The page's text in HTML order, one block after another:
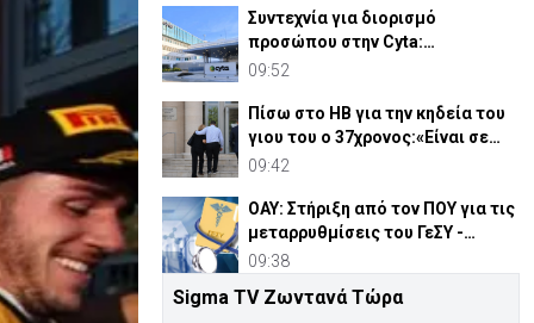
Συντεχνία για διορισμό
προσώπου στην Cyta:
«Περίπτωση σύγκρουσης
09:52
Πίσω στο ΗΒ για την κηδεία του
γιου του ο 37χρονος:«Είναι σε
άσχημη κατάσταση»
09:42
ΟΑΥ: Στήριξη από τον ΠΟΥ για τις
μεταρρυθμίσεις του ΓεΣΥ -
Θετική η αποτίμηση
09:38
«Αγία Τηλλυρία» 1964: Το
Sigma TV Ζωντανά Τώρα